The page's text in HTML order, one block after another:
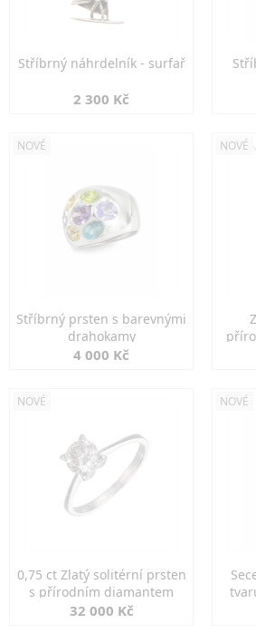
Stříbrný náhrdelník - surfař
2 300 Kč
NOVÉ
Stříbrný prsten s barevnými
drahokamy
4 000 Kč
NOVÉ
NOVÉ
0,75 ct Zlatý solitérní prsten
s přírodním diamantem
32 000 Kč
NOVÉ